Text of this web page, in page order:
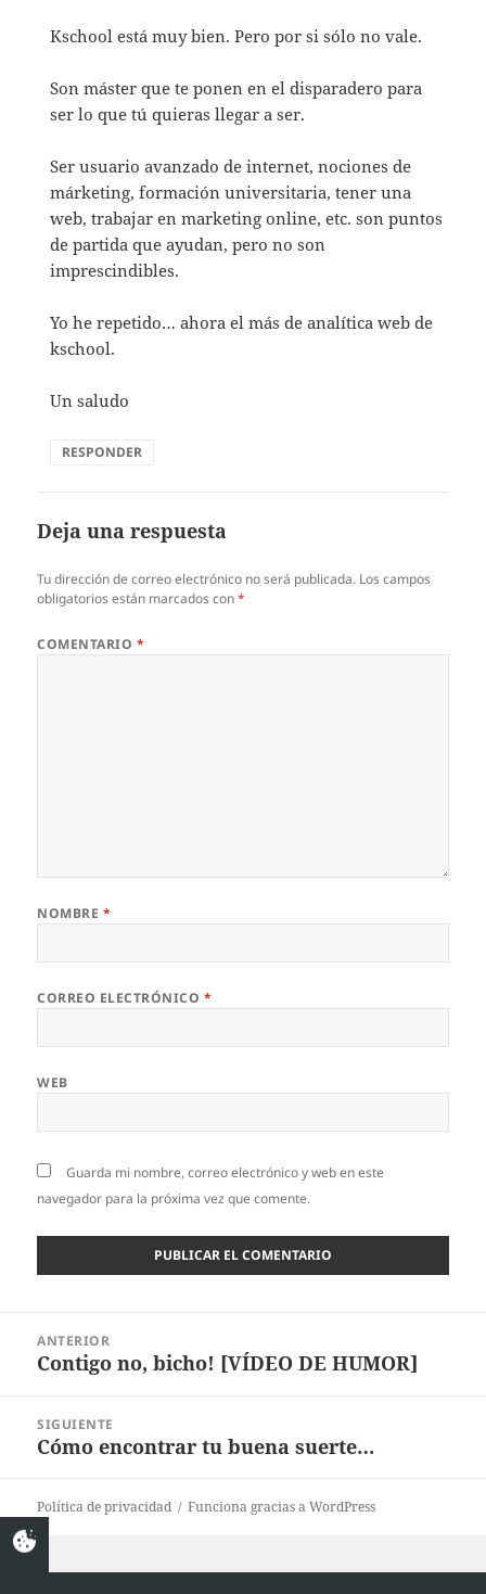
Kschool está muy bien. Pero por si sólo no vale.
Son máster que te ponen en el disparadero para
ser lo que tú quieras llegar a ser.
Ser usuario avanzado de internet, nociones de
márketing, formación universitaria, tener una
web, trabajar en marketing online, etc. son puntos
de partida que ayudan, pero no son
imprescindibles.
Yo he repetido… ahora el más de analítica web de
kschool.
Un saludo
RESPONDER
Deja una respuesta
Tu dirección de correo electrónico no será publicada. Los campos
obligatorios están marcados con*
COMENTARIO *
NOMBRE *
CORREO ELECTRÓNICO *
WEB
Guarda mi nombre, correo electrónico y web en este
navegador para la próxima vez que comente.
entradas
ANTERIOR
Entrada
Contigo no, bicho! [VÍDEO DE HUMOR]
SIGUIENTE
Entrada
Cómo encontrar tu buena suerte…
Política de privacidad Funciona gracias a WordPress